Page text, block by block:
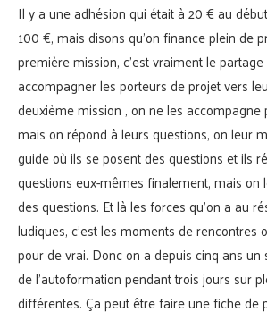
Il y a une adhésion qui était à 20 € au
100 €, mais disons qu’on finance plein de
première mission, c’est vraiment le
accompagner les porteurs de projet vers
deuxième mission , on ne les
mais on répond à leurs questions, on leur
guide où ils se posent des questions et ils
questions eux-mêmes finalement, mais on
des questions. Et là les forces qu’on a au
ludiques, c’est les moments de rencontres
pour de vrai. Donc on a depuis cinq ans
de l’autoformation pendant trois jours sur
différentes. Ça peut être faire une fiche de